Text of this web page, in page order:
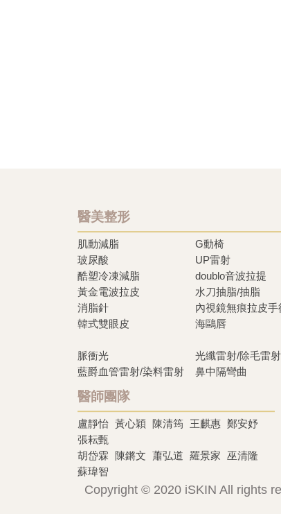
醫美整形
肌動減脂 G動椅
玻尿酸
UP雷射
酷塑冷凍減脂
doublo音波拉提
黃金電波拉皮
水刀抽脂/抽脂
消脂針
內視鏡無痕拉皮手
韓式雙眼皮
海鷗唇
脈衝光
光纖雷射/除毛雷射
藍爵血管雷射/染料雷射
鼻中隔彎曲
醫師團隊
盧靜怡 黃心穎 陳清筠 王麒惠 鄭安妤
張耘甄
胡岱霖
陳鏘文 蕭弘道 羅景家 巫清隆
蘇瑋智
Copyright © 2020 iSKIN All rights